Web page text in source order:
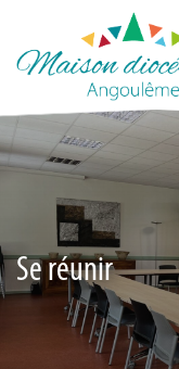
Se réunir